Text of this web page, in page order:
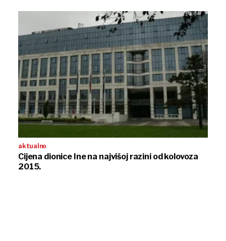
aktualno
Cijena dionice Ine na najvišoj razini od kolovoza
2015.